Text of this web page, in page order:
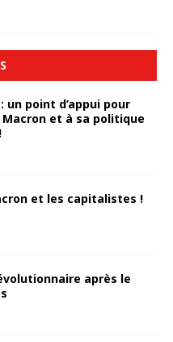
un point d’appui pour
et à sa politique
et les capitalistes !
après le